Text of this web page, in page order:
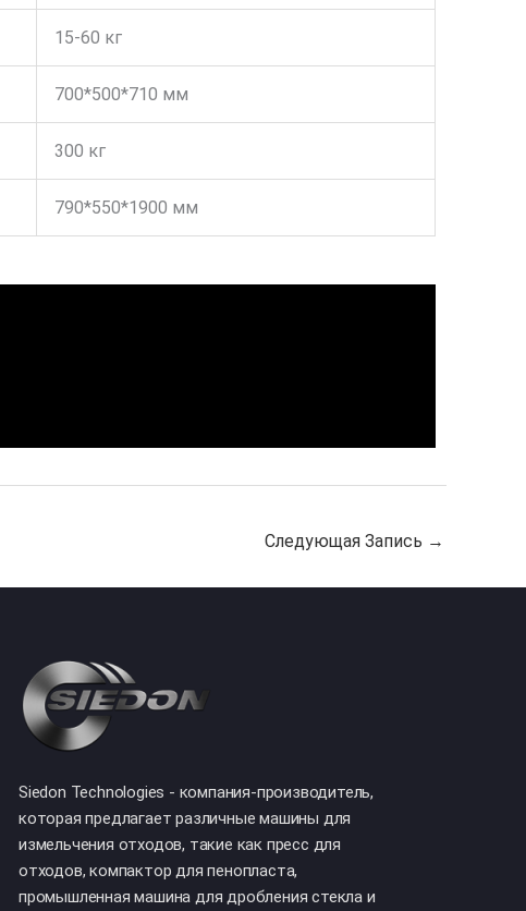
15-60 кг
700*500*710 мм
300 кг
790*550*1900 мм
Следующая Запись →
Siedon Technologies - компания-производитель,
которая предлагает различные машины для
измельчения отходов, такие как пресс для
отходов, компактор для пенопласта,
промышленная машина для дробления стекла и